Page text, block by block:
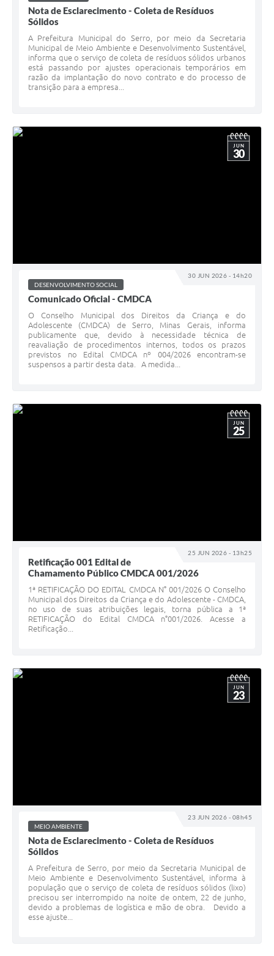
Nota de Esclarecimento - Coleta de Resíduos
Sólidos
A Prefeitura Municipal do Serro, por meio da Secretaria
Municipal de Meio Ambiente e Desenvolvimento Sustentável,
informa que o serviço de coleta de resíduos sólidos urbanos
está passando por ajustes operacionais temporários em
razão da implantação do novo contrato e do processo de
transição para a empresa...
30 JUN 2026 - 14h20
JUN
30
DESENVOLVIMENTO SOCIAL
Comunicado Oficial - CMDCA
O Conselho Municipal dos Direitos da Criança e do
Adolescente (CMDCA) de Serro, Minas Gerais, informa
publicamente que, devido à necessidade técnica de
reavaliação de procedimentos internos, todos os prazos
previstos no Edital CMDCA nº 004/2026 encontram-se
suspensos a partir desta data. A medida...
25 JUN 2026 - 13h25
JUN
25
Retificação 001 Edital de
Chamamento Público CMDCA 001/2026
1ª RETIFICAÇÃO DO EDITAL CMDCA N° 001/2026 O Conselho
Municipal dos Direitos da Criança e do Adolescente - CMDCA,
no uso de suas atribuições legais, torna pública a 1ª
RETIFICAÇÃO do Edital CMDCA n°001/2026. Acesse a
Retificação...
23 JUN 2026 - 08h45
JUN
23
MEIO AMBIENTE
Nota de Esclarecimento - Coleta de Resíduos
Sólidos
A Prefeitura de Serro, por meio da Secretaria Municipal de
Meio Ambiente e Desenvolvimento Sustentável, informa à
população que o serviço de coleta de resíduos sólidos (lixo)
precisou ser interrompido na noite de ontem, 22 de junho,
devido a problemas de logística e mão de obra. Devido a
esse ajuste...